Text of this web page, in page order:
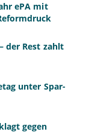
ePA mit
der Rest zahlt
unter Spar-
gegen